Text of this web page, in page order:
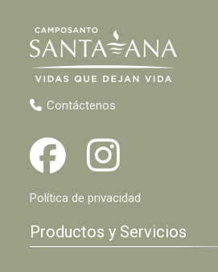
Contáctenos
Política de privacidad
Productos y Servicios